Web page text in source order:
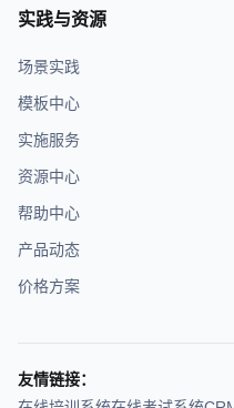
实践与资源
场景实践
模板中心
实施服务
资源中心
帮助中心
产品动态
价格方案
友情链接：